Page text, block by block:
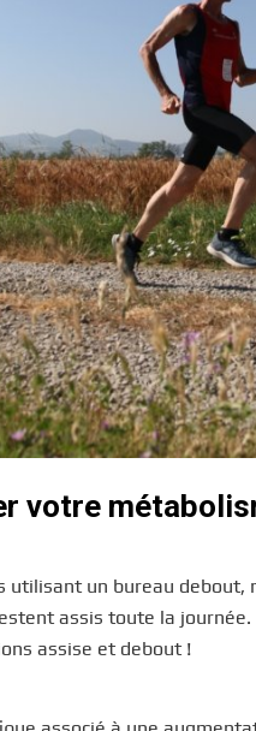
votre
un bureau
assis toute la
assise et debout !